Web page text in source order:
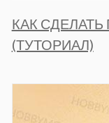
КАК
(ТУТОРИАЛ)